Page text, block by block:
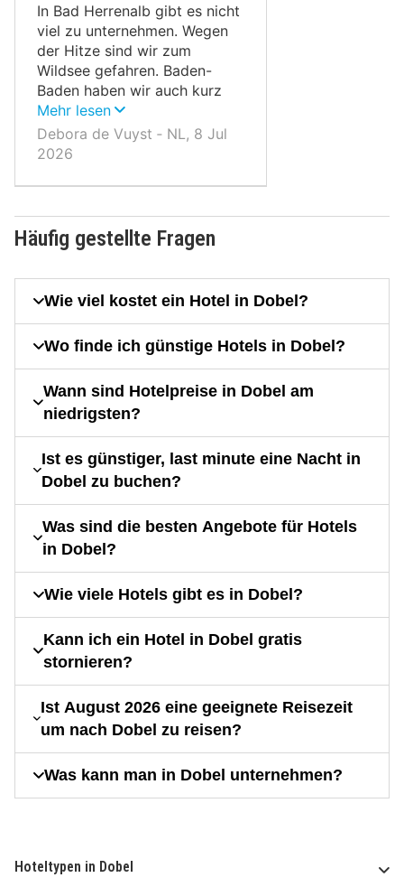
In Bad Herrenalb gibt es nicht
viel zu unternehmen. Wegen
der Hitze sind wir zum
Wildsee gefahren. Baden-
Baden haben wir auch kurz
besucht; es ist eine schöne
Stadt mit schicken
Geschäften, aber es war zu
Mehr lesen
Debora de Vuyst ‐ NL, 8 Jul
2026
Häufig gestellte Fragen
Wie viel kostet ein Hotel in Dobel?
Wo finde ich günstige Hotels in Dobel?
Wann sind Hotelpreise in Dobel am
niedrigsten?
Ist es günstiger, last minute eine Nacht in
Dobel zu buchen?
Was sind die besten Angebote für Hotels
in Dobel?
Wie viele Hotels gibt es in Dobel?
Kann ich ein Hotel in Dobel gratis
stornieren?
Ist August 2026 eine geeignete Reisezeit
um nach Dobel zu reisen?
Was kann man in Dobel unternehmen?
Hoteltypen in Dobel